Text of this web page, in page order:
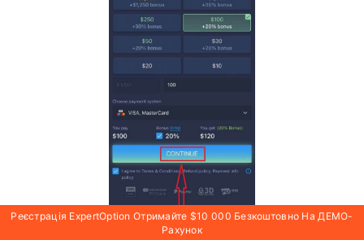
Реєстрація ExpertOption Отримайте $10 000 Безкоштовно На ДЕМО-
Рахунок